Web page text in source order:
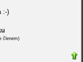
:-)
členem)